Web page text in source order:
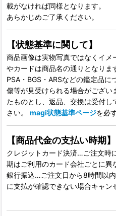
載がなければ同様となります。
あらかじめご了承ください。
【状態基準に関して】
商品画像は実物写真ではなくイメ
やカードは商品名の通りとなり
PSA・BGS・ARSなどの鑑定品
傷等が見受けられる場合がござい
たものとし、返品、交換は受付
さい。 magi状態基準ページを必
【商品代金の支払い時期】
クレジットカード決済…ご注文時
期はご利用のカード会社ごとに異
銀行振込…ご注文日から8時間以
に支払が確認できない場合キャン